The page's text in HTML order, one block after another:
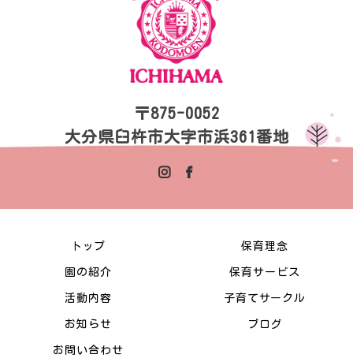
〒875-0052
大分県臼杵市大字市浜361番地
トップ 保育理念
園の紹介 保育サービス
活動内容 子育てサークル
お知らせ ブログ
お問い合わせ